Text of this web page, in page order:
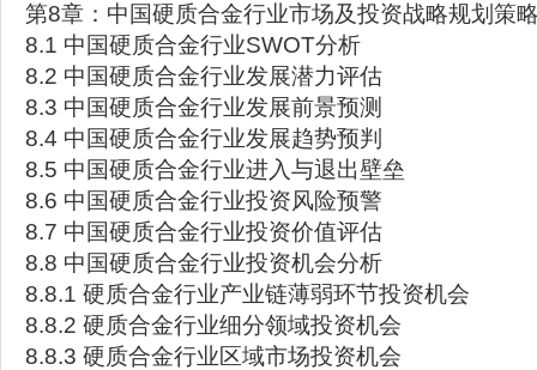
第8章：中国硬质合金行业市场及投资战略规划策
8.1 中国硬质合金行业SWOT分析
8.2 中国硬质合金行业发展潜力评估
8.3 中国硬质合金行业发展前景预测
8.4 中国硬质合金行业发展趋势预判
8.5 中国硬质合金行业进入与退出壁垒
8.6 中国硬质合金行业投资风险预警
8.7 中国硬质合金行业投资价值评估
8.8 中国硬质合金行业投资机会分析
8.8.1 硬质合金行业产业链薄弱环节投资机会
8.8.2 硬质合金行业细分领域投资机会
8.8.3 硬质合金行业区域市场投资机会